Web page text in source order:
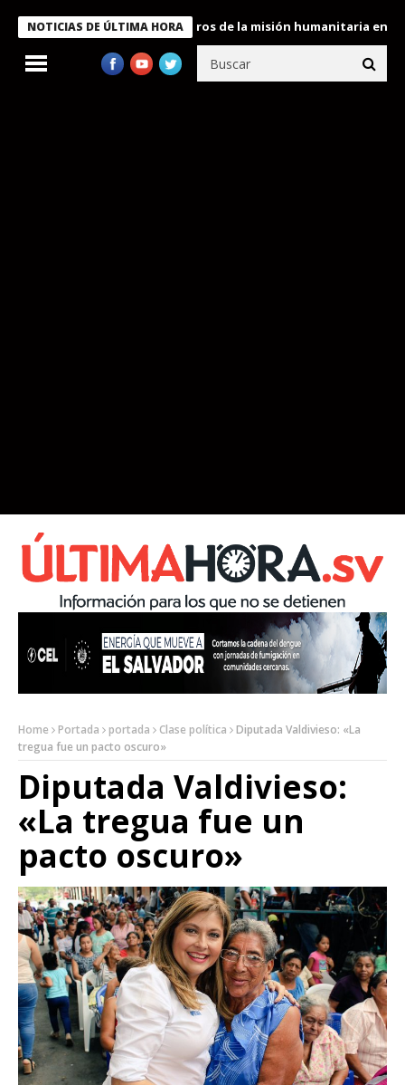
NOTICIAS DE ÚLTIMA HORA
Bukele condecora a miembros de la misión humanitaria enviada a
Home Portada portada Clase política
Diputada Valdivieso: «La
tregua fue un pacto oscuro»
Diputada Valdivieso:
«La tregua fue un
pacto oscuro»